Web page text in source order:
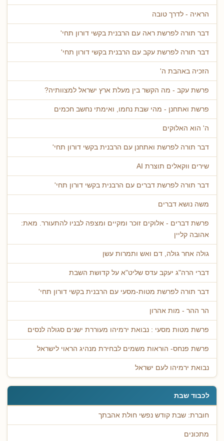
הראיה - לדרך טובה
דבר תורה לפרשת ראה עם הרבנית בקשי דורון תחי'
דבר תורה לפרשת עקב עם הרבנית בקשי דורון תחי'
הזכיה באהבת ה'
פרשת עקב - מה הקשר בין מעלת ארץ ישראל למצוותיה?
פרשת ואתחנן - מהי שבת נחמו, ואימתי נחשב חכמים
ה' הוא האלוקים
דבר תורה לפרשת ואתחנן עם הרבנית בקשי דורון תחי'
שירים ווקאלים תוצרת AI
דבר תורה לפרשת דברים עם הרבנית בקשי דורון תחי'
משה נושא דברים
פרשת דברים - אלוקים זוכר ומקיים ומצפה לבניו להתעורר. מאת:
אהובה קליין
גולה אחר גולה, דם ואש ותמרות עשן
דברי הרה"ג יעקב עדס שליט"א על קדושת השבת
דבר תורה לפרשת מטות-מסעי עם הרבנית בקשי דורון תחי'
הר ההר - מות אהרון
פרשת מטות מסעי : נבואת ירמיהו מעוררת ישנים סגולה לנסים
פרשת פנחס- הוראות משמים לבחירת מנהיג הראוי לישראל
נבואת ירמיהו לעם ישראל
לכבוד שבת
חוברת: שבת קודש נפשי חולת אהבתך
מתכונים